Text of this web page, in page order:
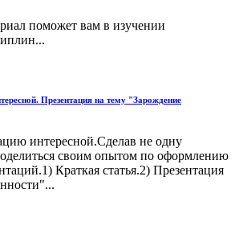
поможет вам в изучении
Презентация на тему "Зарождение
интересной.Сделав не одну
своим опытом по оформлению
Краткая статья.2) Презентация